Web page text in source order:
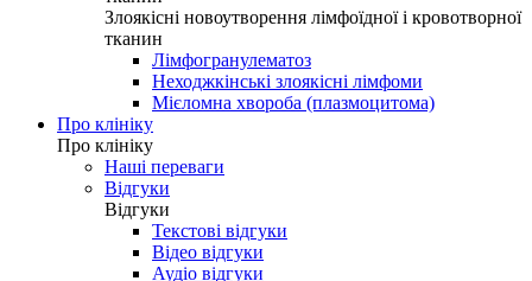
Злоякісні новоутворення лімфоїдної і кровотворної
тканин
Лімфогранулематоз
Неходжкінські злоякісні лімфоми
Мієломна хвороба (плазмоцитома)
Про клініку
Про клініку
Наші переваги
Відгуки
Відгуки
Текстові відгуки
Відео відгуки
Аудіо відгуки